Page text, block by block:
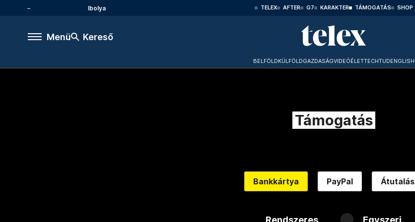
Ibolya TELEX AFTER G7 KARAKTER TÁMOGATÁS SHOP
Menü Kereső
BELFÖLDKÜLFÖLDGAZDASÁGVIDEÓÉLETTECHTUDENGLISH
Támogatás
Bankkártya PayPal Átutalás
Rendszeres Egyszeri